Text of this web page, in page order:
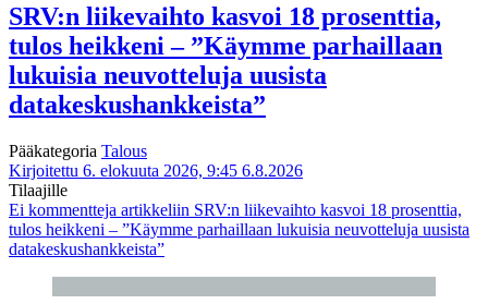
SRV:n liikevaihto kasvoi 18 prosenttia,
tulos heikkeni – ”Käymme parhaillaan
lukuisia neuvotteluja uusista
datakeskushankkeista”
Pääkategoria Talous
Kirjoitettu 6. elokuuta 2026, 9:45 6.8.2026
Tilaajille
Ei kommentteja artikkeliin SRV:n liikevaihto kasvoi 18 prosenttia,
tulos heikkeni – ”Käymme parhaillaan lukuisia neuvotteluja uusista
datakeskushankkeista”